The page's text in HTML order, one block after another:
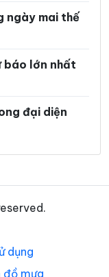
Trung
Hữu
Anh
Hòa
ngày mai thế
báo lớn nhất
đại diện
dụng
đồ mưa